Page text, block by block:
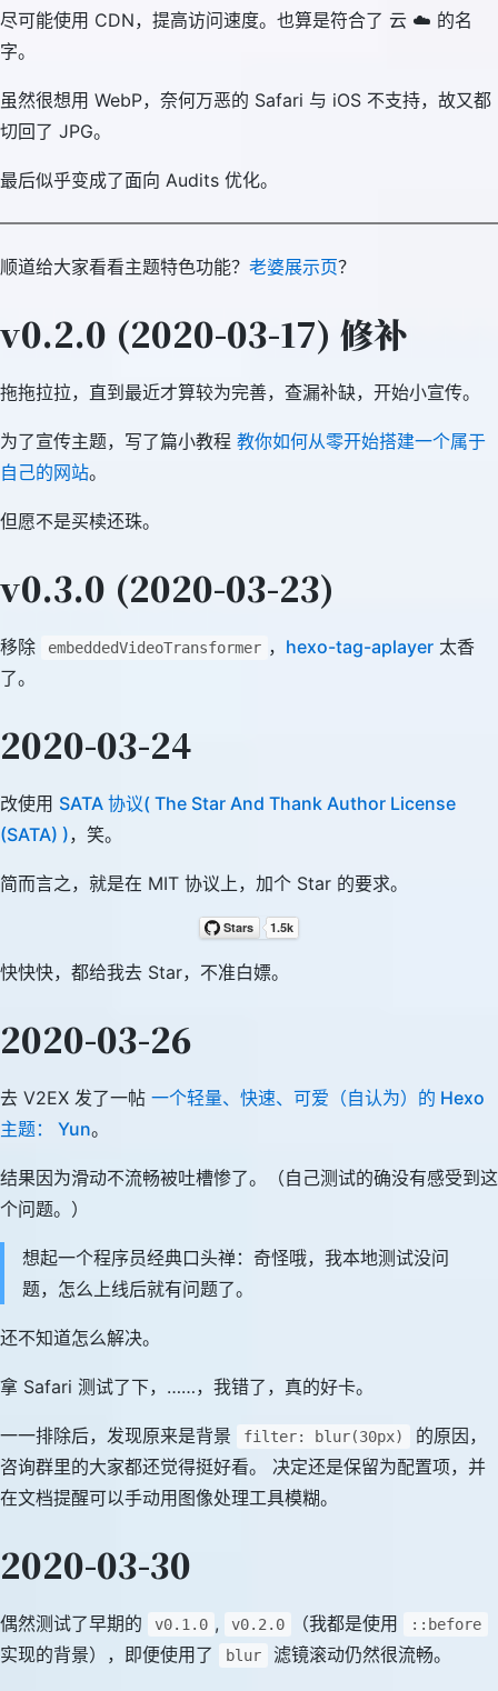
尽可能使用 CDN，提高访问速度。也算是符合了 云 ☁️ 的名
字。
虽然很想用 WebP，奈何万恶的 Safari 与 iOS 不支持，故又都
切回了 JPG。
最后似乎变成了面向 Audits 优化。
顺道给大家看看主题特色功能？ 老婆展示页？
v0.2.0 (2020-03-17) 修补
拖拖拉拉，直到最近才算较为完善，查漏补缺，开始小宣传。
为了宣传主题，写了篇小教程 教你如何从零开始搭建一个属于
自己的网站。
但愿不是买椟还珠。
v0.3.0 (2020-03-23)
移除 embeddedVideoTransformer ， hexo-tag-aplayer 太香
了。
2020-03-24
改使用 SATA 协议( The Star And Thank Author License
(SATA) )，笑。
简而言之，就是在 MIT 协议上，加个 Star 的要求。
快快快，都给我去 Star，不准白嫖。
2020-03-26
去 V2EX 发了一帖 一个轻量、快速、可爱（自认为）的 Hexo
主题： Yun。
结果因为滑动不流畅被吐槽惨了。（自己测试的确没有感受到这
个问题。）
想起一个程序员经典口头禅：奇怪哦，我本地测试没问
题，怎么上线后就有问题了。
还不知道怎么解决。
拿 Safari 测试了下，……，我错了，真的好卡。
一一排除后，发现原来是背景 filter: blur(30px)
的原因，
咨询群里的大家都还觉得挺好看。 决定还是保留为配置项，并
在文档提醒可以手动用图像处理工具模糊。
2020-03-30
偶然测试了早期的 v0.1.0 , v0.2.0 （我都是使用 ::before
实现的背景），即便使用了 blur 滤镜滚动仍然很流畅。